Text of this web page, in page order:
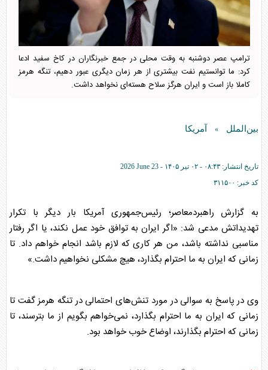
ترامپ عصر دوشنبه به وقت محلی در جمع خبرنگاران در کاخ سفید ادعا
کرد: ما توانستیم نفت بیشتری از هر زمان دیگری عبور دهیم، تنگه هرمز
کاملا باز است و ایران هرگز سلاح هسته‌ای نخواهد داشت.
بین‌الملل » آمریکا
تاریخ انتشار: ۰۸:۴۳ - ۰۲ تير ۱۴۰۵ -
2026 June 23
کد خبر: ۳۱۱۵۰۰
به گزارش راهبردمعاصر؛ رئیس‌جمهوری آمریکا بار دیگر با تکرار
تهدیداتش مدعی شد: «اگر ایران به توافق خود عمل نکند، یا اگر رفتار
مناسبی نداشته باشد، من هر کاری که لازم باشد انجام خواهم داد. تا
زمانی که ایران به ما احترام بگذارد، هیچ مشکلی نخواهیم داشت.»
وی در پاسخ به سوالی در مورد تنش‌های احتمالی در تنگه هرمز گفت تا
زمانی که ایران به ما احترام بگذارد، نمی‌خواهم بگویم از ما بترسند، تا
زمانی که احترام بگذارند، اوضاع خوب خواهد بود.